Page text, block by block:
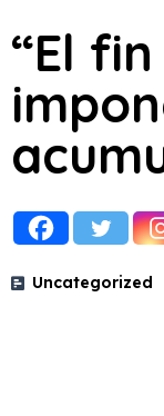
“El
Uncategorized